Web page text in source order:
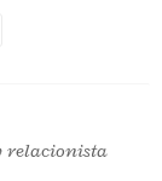
relacionista